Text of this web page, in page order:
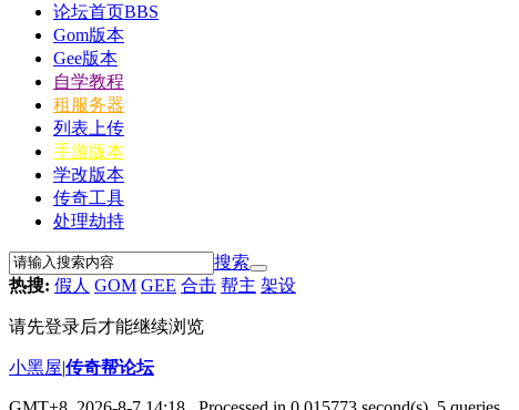
论坛首页BBS
Gom版本
Gee版本
自学教程
租服务器
列表上传
手游版本
学改版本
传奇工具
处理劫持
搜索
热搜: 假人 GOM GEE 合击 帮主 架设
请先登录后才能继续浏览
小黑屋|传奇帮论坛